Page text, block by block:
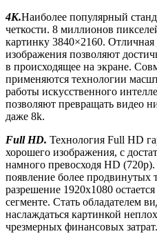
4К.Наиболее популярный
четкости. 8 миллионов
картинку 3840×2160. Отличная
изображения позволяют
в происходящее на экране.
применяются технологии
работы искусственного
позволяют превращать видео
даже 8k.
Full HD. Технология Full HD
хорошего изображения, с
намного превосходя HD
появление более продвинутых
разрешение 1920х1080
сегменте. Стать обладателем
наслаждаться картинкой
чрезмерных финансовых затрат.